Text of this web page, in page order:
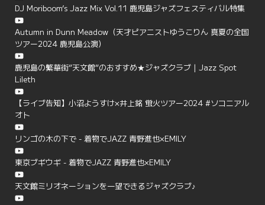
DJ Moriboom’s Jazz Mix Vol.11 鹿児島ジャズフェスティバル特集
Autumn in Dunn Meadow（天才ピアニストゆうこりん 真夏の全国
ツアー2024 鹿児島公演）
鹿児島の繁華街”天文館”のおすすめ★ジャズクラブ | Jazz Spot
Lileth
【ライブ告知】小沼ようすけ×井上銘 蛍火ツアー2024 #ソコニアル
オト
リンゴの木の下で - 着物でJAZZ 青野進也×EMILY
東京ブギウギ - 着物でJAZZ 青野進也×EMILY
天文館ミリオネーションを一望できるジャズクラブ♪